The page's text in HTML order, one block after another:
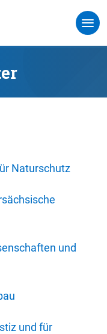
Naturschutz
und
und für